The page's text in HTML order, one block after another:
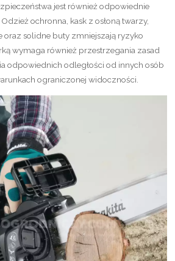
jest również odpowiednie
ochronna, kask z osłoną twarzy,
oraz solidne buty zmniejszają ryzyko
wymaga również przestrzegania zasad
odpowiednich odległości od innych osób
ograniczonej widoczności.